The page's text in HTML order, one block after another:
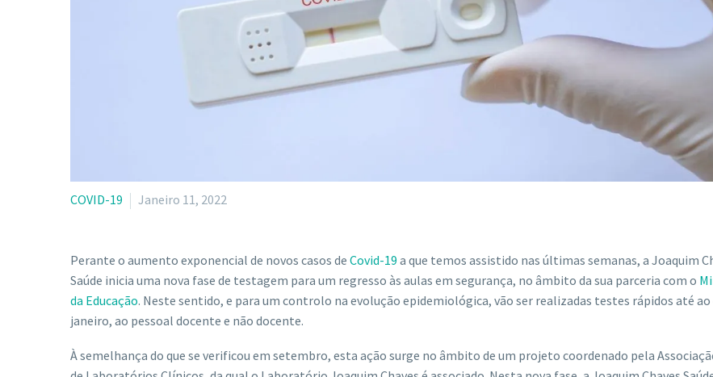
COVID-19 Janeiro 11, 2022
Perante o aumento exponencial de novos casos de Covid-19 a que temos assistido nas últimas semanas, a Joaquim
Saúde inicia uma nova fase de testagem para um regresso às aulas em segurança, no âmbito da sua parceria com o
da Educação. Neste sentido, e para um controlo na evolução epidemiológica, vão ser realizadas testes rápidos até ao
janeiro, ao pessoal docente e não docente.
À semelhança do que se verificou em setembro, esta ação surge no âmbito de um projeto coordenado pela